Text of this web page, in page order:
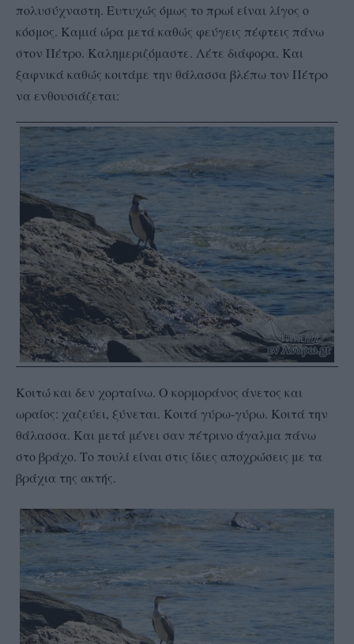
πολυσύχναστη. Ευτυχώς όμως το πρωί είναι λίγος ο
κόσμος. Καμιά ώρα μετά καθώς φεύγεις πέφτεις πάνω
στον Πέτρο. Καλημεριζόμαστε. Λέτε διάφορα. Και
ξαφνικά καθώς κοιτάμε την θάλασσα βλέπω τον Πέτρο
να ενθουσιάζεται:
Κοιτώ και δεν χορταίνω. Ο κορμοράνος άνετος και
ωραίος: χαζεύει, ξύνεται. Κοιτά γύρω-γύρω. Κοιτά την
θάλασσα. Και μετά μένει σαν πέτρινο άγαλμα πάνω
στο βράχο. Το πουλί είναι στις ίδιες αποχρώσεις με τα
βράχια της ακτής.